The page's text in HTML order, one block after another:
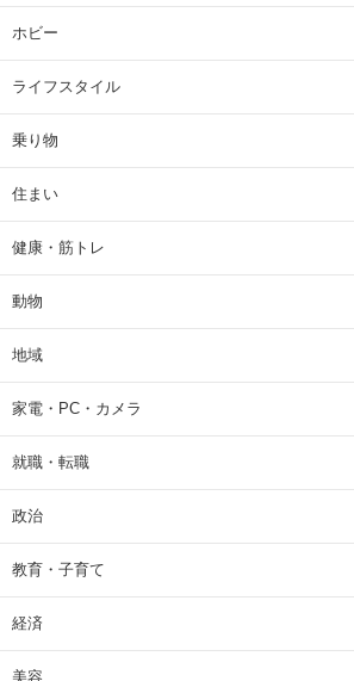
ホビー
ライフスタイル
乗り物
住まい
健康・筋トレ
動物
地域
家電・PC・カメラ
就職・転職
政治
教育・子育て
経済
美容